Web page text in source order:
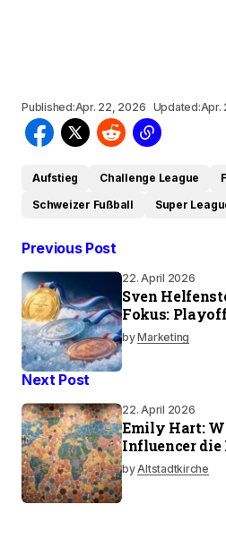
Published:Apr. 22, 2026 Updated:Apr.
Aufstieg Challenge League
Schweizer Fußball
Super
Previous Post
22. April 2026
Sven
Fokus:
byMarketing
Next Post
22. April 2026
Emily Hart:
Influencer
byAltstadtkirche